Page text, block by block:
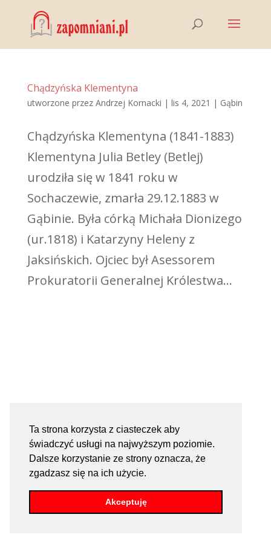
Ta strona korzysta z ciasteczek aby
świadczyć usługi na najwyższym poziomie.
Dalsze korzystanie ze strony oznacza, że
zgadzasz się na ich użycie.
Akceptuję
Chądzyńska Klementyna
utworzone przez Andrzej Kornacki | lis 4, 2021 | Gąbin
Chądzyńska Klementyna (1841-1883)
Klementyna Julia Betley (Betlej)
urodziła się w 1841 roku w
Sochaczewie, zmarła 29.12.1883 w
Gąbinie. Była córką Michała Dionizego
(ur.1818) i Katarzyny Heleny z
Jaksińskich. Ojciec był Asessorem
Prokuratorii Generalnej Królestwa...